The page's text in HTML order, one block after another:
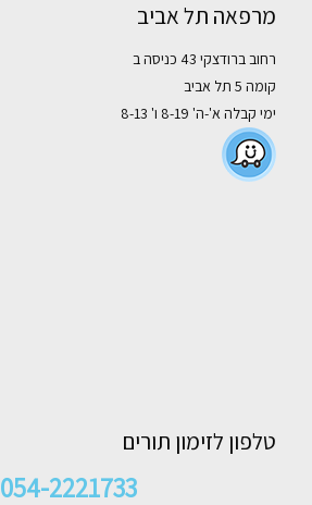
מרפאה תל אביב
רחוב ברודצקי 43 כניסה ב
קומה 5 תל אביב
ימי קבלה א'-ה' 8-19 ו' 8-13
טלפון לזימון תורים
054-2221733